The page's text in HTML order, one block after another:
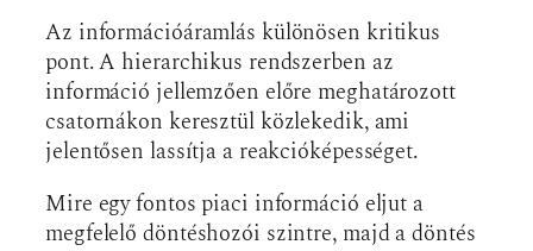
Az információáramlás különösen kritikus
pont. A hierarchikus rendszerben az
információ jellemzően előre meghatározott
csatornákon keresztül közlekedik, ami
jelentősen lassítja a reakcióképességet.
Mire egy fontos piaci információ eljut a
megfelelő döntéshozói szintre, majd a döntés